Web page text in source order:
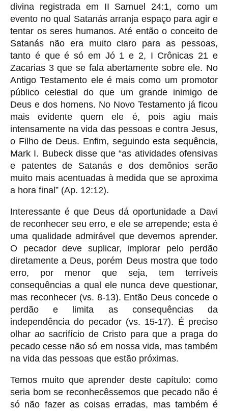
divina registrada em II Samuel 24:1, como um
evento no qual Satanás arranja espaço para agir e
tentar os seres humanos. Até então o conceito de
Satanás não era muito claro para as pessoas,
tanto é que é só em Jó 1 e 2, I Crônicas 21 e
Zacarias 3 que se fala abertamente sobre ele. No
Antigo Testamento ele é mais como um promotor
público celestial do que um grande inimigo de
Deus e dos homens. No Novo Testamento já ficou
mais evidente quem ele é, pois agiu mais
intensamente na vida das pessoas e contra Jesus,
o Filho de Deus. Enfim, seguindo esta sequência,
Mark I. Bubeck disse que “as atividades ofensivas
e patentes de Satanás e dos demônios serão
muito mais acentuadas à medida que se aproxima
a hora final” (Ap. 12:12).
Interessante é que Deus dá oportunidade a Davi
de reconhecer seu erro, e ele se arrepende; esta é
uma qualidade admirável que devemos aprender.
O pecador deve suplicar, implorar pelo perdão
diretamente a Deus, porém Deus mostra que todo
erro, por menor que seja, tem terríveis
consequências a qual ele nunca deve questionar,
mas reconhecer (vs. 8-13). Então Deus concede o
perdão e limita as consequências da
independência do pecador (vs. 15-17). É preciso
olhar ao sacrifício de Cristo para que a praga do
pecado cesse não só em nossa vida, mas também
na vida das pessoas que estão próximas.
Temos muito que aprender deste capítulo: como
seria bom se reconhecêssemos que pecado não é
só não fazer as coisas erradas, mas também é